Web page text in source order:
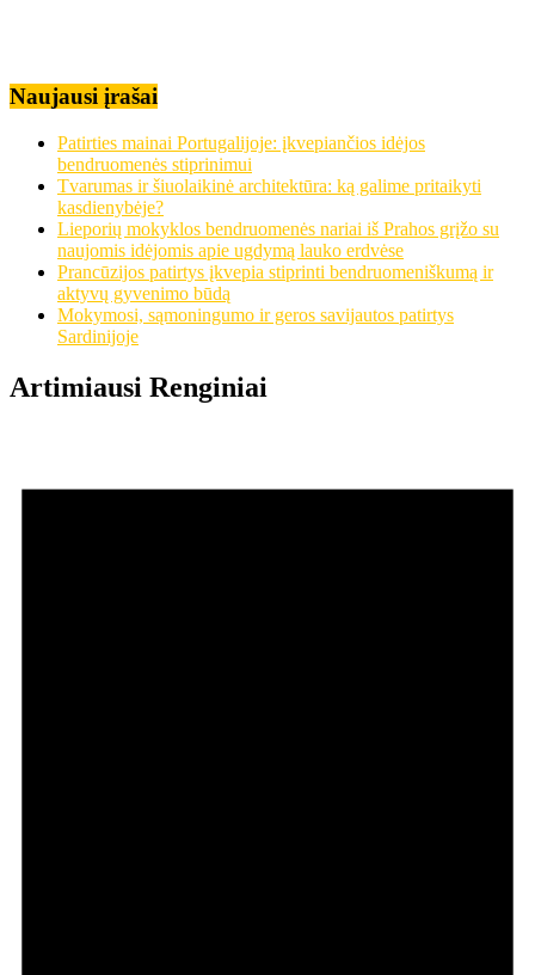
Naujausi įrašai
Patirties mainai Portugalijoje: įkvepiančios idėjos
bendruomenės stiprinimui
Tvarumas ir šiuolaikinė architektūra: ką galime pritaikyti
kasdienybėje?
Lieporių mokyklos bendruomenės nariai iš Prahos grįžo su
naujomis idėjomis apie ugdymą lauko erdvėse
Prancūzijos patirtys įkvepia stiprinti bendruomeniškumą ir
aktyvų gyvenimo būdą
Mokymosi, sąmoningumo ir geros savijautos patirtys
Sardinijoje
Artimiausi Renginiai